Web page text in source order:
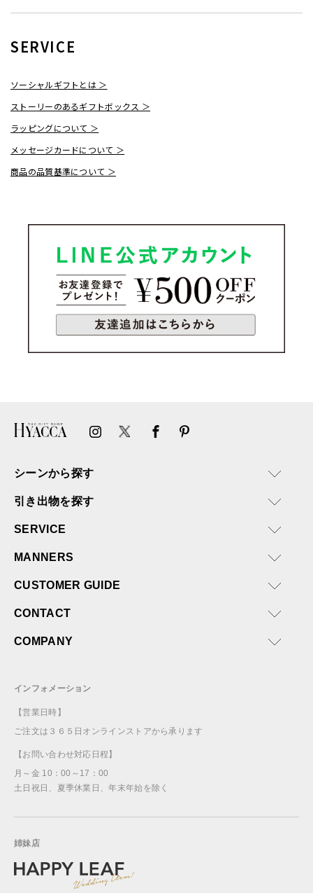
SERVICE
ソーシャルギフトとは ＞
ストーリーのあるギフトボックス ＞
ラッピングについて ＞
メッセージカードについて ＞
商品の品質基準について ＞
シーンから探す
引き出物を探す
SERVICE
MANNERS
CUSTOMER GUIDE
CONTACT
COMPANY
インフォメーション
【営業日時】
ご注文は３６５日オンラインストアから承ります
【お問い合わせ対応日程】
月～金 10：00～17：00
土日祝日、夏季休業日、年末年始を除く
姉妹店